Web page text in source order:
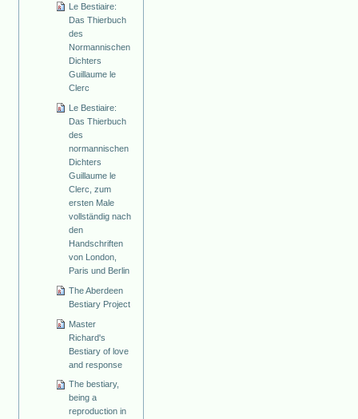
Le Bestiaire:
Das Thierbuch
des
Normannischen
Dichters
Guillaume le
Clerc
Le Bestiaire:
Das Thierbuch
des
normannischen
Dichters
Guillaume le
Clerc, zum
ersten Male
vollständig nach
den
Handschriften
von London,
Paris und Berlin
The Aberdeen
Bestiary Project
Master
Richard's
Bestiary of love
and response
The bestiary,
being a
reproduction in